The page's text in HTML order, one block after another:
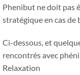
Phenibut ne doit pas
stratégique en cas de
Ci-dessous, et
rencontrés avec
Relaxation